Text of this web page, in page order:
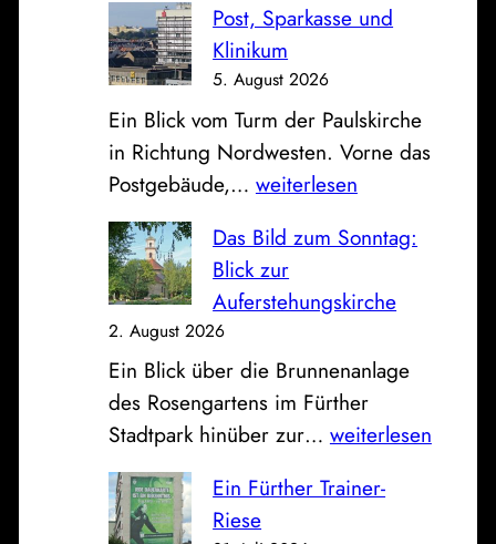
f
e
n
e
F
a
r
z
e
g
h
a
l
Post, Sparkasse und
Klinikum
5. August 2026
Ein Blick vom Turm der Paulskirche
in Richtung Nordwesten. Vorne das
Postgebäude,… P
s
t
,
p
a
r
a
s
weiterlesen
Das Bild zum Sonntag:
Blick zur
Auferstehungskirche
2. August 2026
Ein Blick über die Brunnenanlage
des Rosengartens im Fürther
Stadtpark hinüber zur… D
s
weiterlesen
Ein Fürther Trainer-
Riese